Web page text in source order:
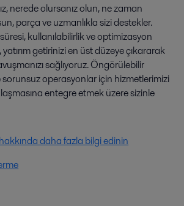
nerede olursanız olun, ne zaman
parça ve uzmanlıkla sizi destekler.
kullanılabilirlik ve optimizasyon
getirinizi en üst düzeye çıkararak
sağlıyoruz. Öngörülebilir
operasyonlar için hizmetlerimizi
entegre etmek üzere sizinle
daha fazla bilgi edinin